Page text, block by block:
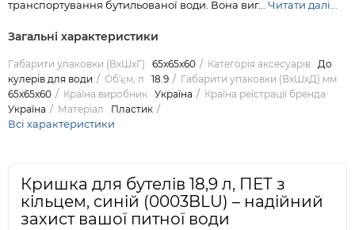
транспортування бутильованої води. Вона виг... Читати далі...
Загальні характеристики
Габарити упаковки (ВхШхГ) 65x65x60 Категорія аксесуарів До
кулерів для води
Об'єм, л 18.9
Габарити упаковки (ВхШхД) мм
65x65x60
Країна виробник Україна
Країна реїстрації бренда
Україна
Матеріал Пластик
Всі характеристики
Кришка для бутелів 18,9 л, ПЕТ з
кільцем, синій (0003BLU) – надійний
захист вашої питної води